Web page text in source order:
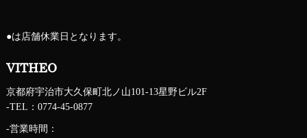
●は店舗休業日となります。
VITHEO
京都府宇治市大久保町北ノ山101-13星野ビル2F
-TEL：0774-45-0877
-営業時間：